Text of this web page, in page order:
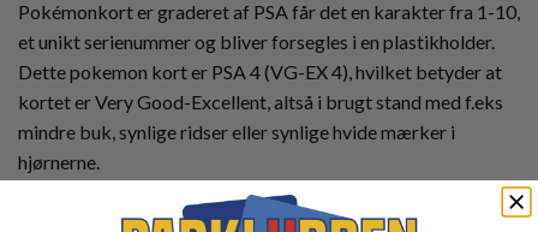
Pokémonkort er graderet af PSA får det en karakter fra 1-10,
et unikt serienummer og bliver forsegles i en plastikholder.
Dette pokemon kort er PSA 4 (VG-EX 4), hvilket betyder at
kortet er Very Good-Excellent, altså i brugt stand med f.eks
mindre buk, synlige ridser eller synlige hvide mærker i
hjørnerne.